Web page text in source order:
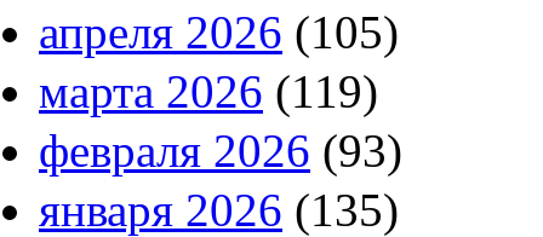
апреля 2026 (105)
марта 2026 (119)
февраля 2026 (93)
января 2026 (135)